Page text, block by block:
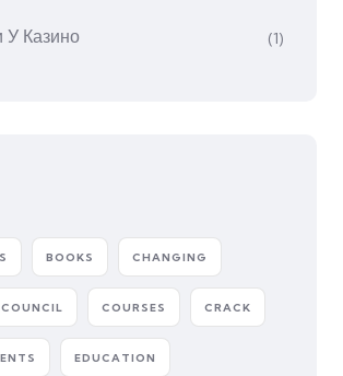
У Казино (1)
BOOKS CHANGING
COUNCIL COURSES CRACK
EDUCATION